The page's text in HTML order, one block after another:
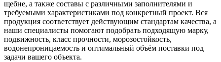
щебне, а также составы с различными заполнителями и
требуемыми характеристиками под конкретный проект. Вся
продукция соответствует действующим стандартам качества, а
наши специалисты помогают подобрать подходящую марку,
подвижность, класс прочности, морозостойкость,
водонепроницаемость и оптимальный объём поставки под
задачи вашего объекта.